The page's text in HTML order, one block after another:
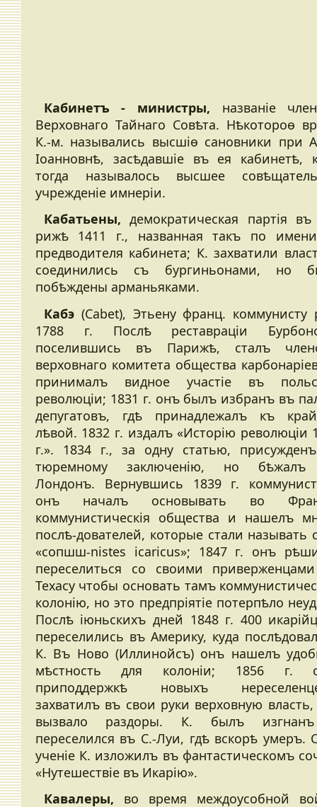
Кабинетъ - министры, названіе
Верховнаго Тайнаго Совѣта. Нѣкотороѳ
К.-м. назывались высшіѳ сановники при
Іоанновнѣ, засѣдавшіе въ ея кабинетѣ,
тогда называлось высшее
учрежденіе имнеріи.
Кабатьены,демократическая партія
рижѣ 1411 г., названная такъ по
предводителя кабинета; К. захватили
соединились съ бургиньонами, но
побѣждены арманьяками.
Кабэ (Cabet), Этьену франц. коммунисту
1788 г. Послѣ реставраціи
поселившись въ Парижѣ, сталъ
верховнаго комитета общества
принималъ видное участіе въ
революціи; 1831 г. онъ былъ избранъ въ
депугатовъ, гдѣ принадлежалъ къ
лѣвой. 1832 г. издалъ «Исторію революціи
г.». 1834 г., за одну статью,
тюремному заключенію, но
Лондонъ. Вернувшись 1839 г.
онъ началъ основывать во
коммунистическія общества и нашелъ
послѣ-дователей, которые стали называть
«сопшш-nistes icaricus»; 1847 г. онъ
переселиться со своими
Техасу чтобы основать тамъ
колонію, но это предпріятіе потерпѣло
Послѣ іюньскихъ дней 1848 г. 400
переселились въ Америку, куда
К. Въ Ново (Иллинойсъ) онъ нашелъ
мѣстность для колоніи; 1856 г.
приподдержкѣ новыхъ
захватилъ въ свои руки верховную
вызвало раздоры. К. былъ
переселился въ С.-Луи, гдѣ вскорѣ умеръ.
ученіе К. изложилъ въ фантастическомъ
«Нутешествіе въ Икарію».
Кавалеры, во время междоусобной